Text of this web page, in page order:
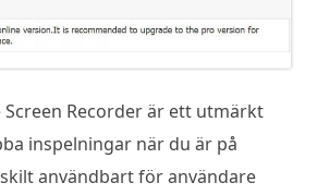
Recorder är ett utmärkt
inspelningar när du är på
användbart för användare